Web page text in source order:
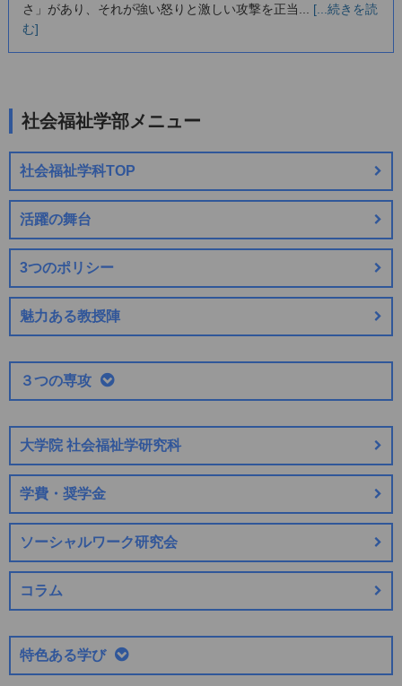
さ」があり、それが強い怒りと激しい攻撃を正当... [...続きを読
む]
社会福祉学部メニュー
社会福祉学科TOP
活躍の舞台
3つのポリシー
魅力ある教授陣
３つの専攻
大学院 社会福祉学研究科
学費・奨学金
ソーシャルワーク研究会
コラム
特色ある学び